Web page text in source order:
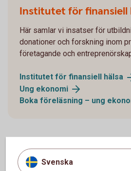
Institutet för finansiell
Här samlar vi insatser för
donationer och forskning inom
företagande och
Institutet för finansiell hälsa
Ung ekonomi
Boka föreläsning – ung
Swedbank Humanfond
Svenska